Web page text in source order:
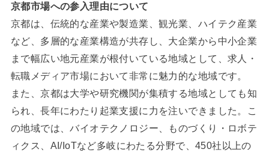
京都市場への参入理由について
京都は、伝統的な産業や製造業、観光業、ハイテク産業
など、多層的な産業構造が共存し、大企業から中小企業
まで幅広い地元産業が根付いている地域として、求人・
転職メディア市場において非常に魅力的な地域です。
また、京都は大学や研究機関が集積する地域としても知
られ、長年にわたり起業支援に力を注いできました。こ
の地域では、バイオテクノロジー、ものづくり・ロボテ
ィクス、AI/IoTなど多岐にわたる分野で、450社以上の